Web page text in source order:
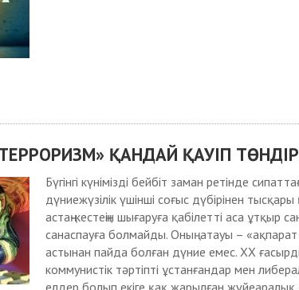
ҚАНДАЙ ҚАУІП
Бүгінгі күнімізді бейбіт заман ретінде
дүниежүзілік үшінші соғыс дүбірінен
астаң-кестеңін шығаруға қабілетті аса
санаспауға болмайды. Оның атауы –
астынан пайда болған дүние емес. ХХ
коммунистік тәртіпті ұстанғандар мен